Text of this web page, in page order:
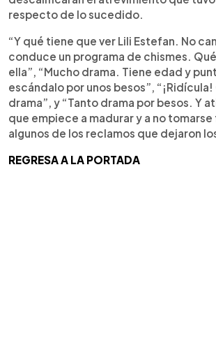
respecto de lo sucedido.
“Y qué tiene que ver Lili Estefan. No
conduce un programa de chismes.
ella”, “Mucho drama. Tiene edad y
escándalo por unos besos”,
drama”, y “Tanto drama por besos. Y
que empiece a madurar y a no
algunos de los reclamos que dejaron
REGRESA A LA PORTADA